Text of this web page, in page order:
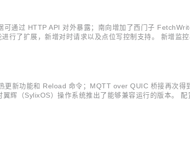
通过 HTTP API 对外暴露；南向增加了西门子
了扩展，新增对时请求以及点位写控制支持。 新增监
新功能和 Reload 命令；MQTT over QUIC 桥接再次得
辉（SylixOS）操作系统推出了能够兼容运行的版本。